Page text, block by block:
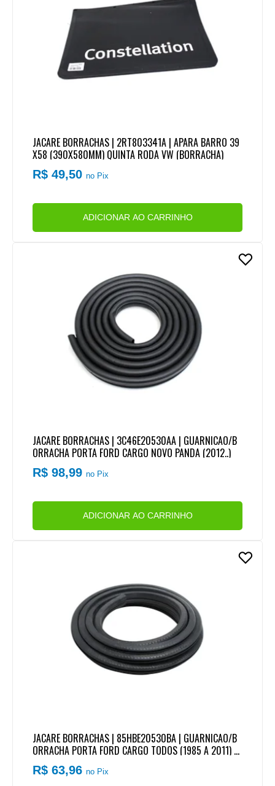
JACARE BORRACHAS | 2RT803341A | APARA BARRO 39
X58 (390X580MM) QUINTA RODA VW (BORRACHA)
R$ 49,50no Pix
ADICIONAR AO CARRINHO
JACARE BORRACHAS | 3C46E20530AA | GUARNICAO/B
ORRACHA PORTA FORD CARGO NOVO PANDA (2012..)
R$ 98,99no Pix
ADICIONAR AO CARRINHO
JACARE BORRACHAS | 85HBE20530BA | GUARNICAO/B
ORRACHA PORTA FORD CARGO TODOS (1985 A 2011) (S
EM ABA) (4,5 METROS)
R$ 63,96no Pix